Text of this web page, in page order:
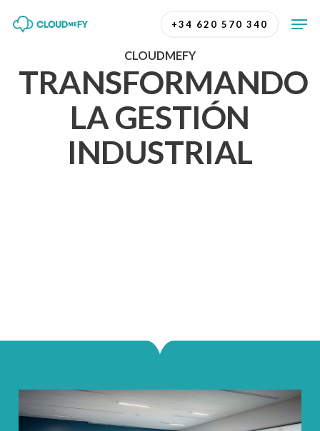
content
+34 620 570 340
CLOUDMEFY
TRANSFORMANDO
LAGESTIÓN
INDUSTRIAL